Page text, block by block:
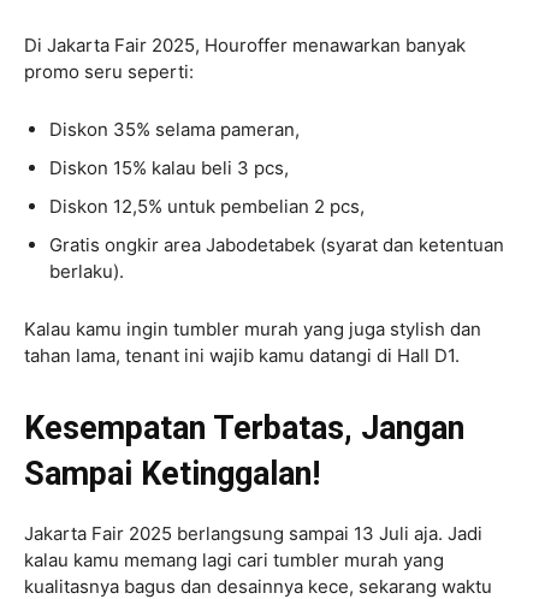
Di Jakarta Fair 2025, Houroffer menawarkan banyak
promo seru seperti:
Diskon 35% selama pameran,
Diskon 15% kalau beli 3 pcs,
Diskon 12,5% untuk pembelian 2 pcs,
Gratis ongkir area Jabodetabek (syarat dan ketentuan
berlaku).
Kalau kamu ingin tumbler murah yang juga stylish dan
tahan lama, tenant ini wajib kamu datangi di Hall D1.
Kesempatan Terbatas, Jangan
Sampai Ketinggalan!
Jakarta Fair 2025 berlangsung sampai 13 Juli aja. Jadi
kalau kamu memang lagi cari tumbler murah yang
kualitasnya bagus dan desainnya kece, sekarang waktu